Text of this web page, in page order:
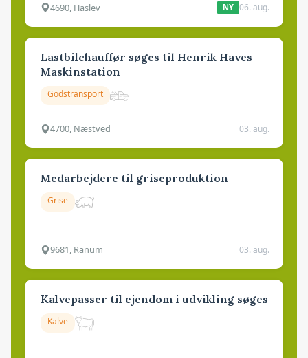
4690, Haslev NY 06. aug.
Lastbilchauffør søges til Henrik Haves
Maskinstation
Godstransport
4700, Næstved 03. aug.
Medarbejdere til griseproduktion
Grise
9681, Ranum 03. aug.
Kalvepasser til ejendom i udvikling søges
Kalve